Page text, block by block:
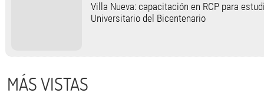
Villa Nueva: capacitación en RCP para
Universitario del Bicentenario
MÁS VISTAS